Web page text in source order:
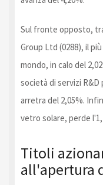
Sul fronte opposto,
Group Ltd (0288), il
mondo, in calo del
società di servizi
arretra del 2,05%.
vetro solare, perde
Titoli
all'apertura